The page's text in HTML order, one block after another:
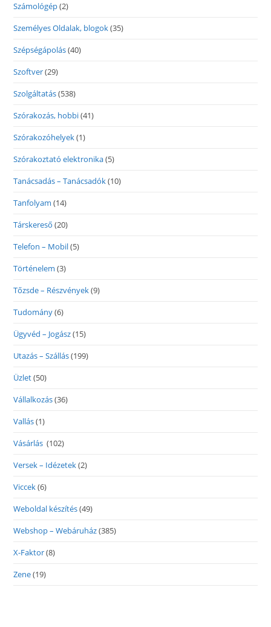
Számológép(2)
Személyes Oldalak, blogok(35)
Szépségápolás(40)
Szoftver(29)
Szolgáltatás(538)
Szórakozás, hobbi(41)
Szórakozóhelyek(1)
Szórakoztató elektronika(5)
Tanácsadás – Tanácsadók(10)
Tanfolyam (14)
Társkereső (20)
Telefon – Mobil(5)
Történelem (3)
Tőzsde – Részvények(9)
Tudomány(6)
Ügyvéd – Jogász(15)
Utazás – Szállás(199)
Üzlet(50)
Vállalkozás(36)
Vallás(1)
Vásárlás (102)
Versek – Idézetek(2)
Viccek(6)
Weboldal készítés(49)
Webshop – Webáruház(385)
X-Faktor(8)
Zene(19)